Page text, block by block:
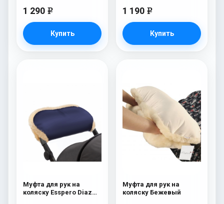
1 290 e
Купить
1 190 e
Купить
Муфта для рук на
коляску Esspero Diaz
Муфта для рук на
коляску Бежевый